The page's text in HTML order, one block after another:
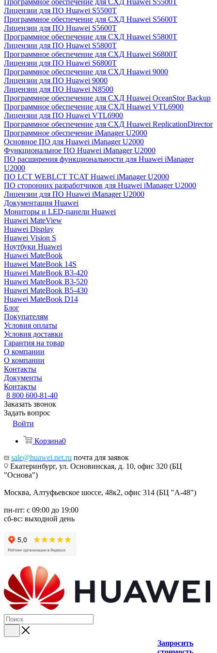
Программное обеспечение для СХД Huawei S5500T
Лицензии для ПО Huawei S5500T
Программное обеспечение для СХД Huawei S5600T
Лицензии для ПО Huawei S5600T
Программное обеспечение для СХД Huawei S5800T
Лицензии для ПО Huawei S5800T
Программное обеспечение для СХД Huawei S6800T
Лицензии для ПО Huawei S6800T
Программное обеспечение для СХД Huawei 9000
Лицензии для ПО Huawei 9000
Лицензии для ПО Huawei N8500
Программное обеспечение для СХД Huawei OceanStor Backup
Программное обеспечение для СХД Huawei VTL6900
Лицензии для ПО Huawei VTL6900
Программное обеспечение для СХД Huawei ReplicationDirector
Программное обеспечение iManager U2000
Основное ПО для Huawei iManager U2000
Функциональное ПО Huawei iManager U2000
ПО расширения функциональности для Huawei iManager
U2000
ПО LCT WEBLCT TCAT Huawei iManager U2000
ПО сторонних разработчиков для Huawei iManager U2000
Лицензии для ПО Huawei iManager U2000
Документация Huawei
Мониторы и LED-панели Huawei
Huawei MateView
Huawei Display
Huawei Vision S
Ноутбуки Huawei
Huawei MateBook
Huawei MateBook 14S
Huawei MateBook B3-420
Huawei MateBook B3-520
Huawei MateBook B5-430
Huawei MateBook D14
Блог
Покупателям
Условия оплаты
Условия доставки
Гарантия на товар
О компании
О компании
Контакты
Документы
Контакты
8 800 600-81-40
Заказать звонок
Задать вопрос
Войти
Корзина0
sale@huawei.net.ru почта для заявок
Екатеринбург, ул. Основинская, д. 10, офис 320 (БЦ
"Основа")
Москва, Алтуфьевское шоссе, 48к2, офис 314 (БЦ "А-48")
пн-пт: с 09:00 до 19:00
сб-вс: выходной день
Запросить